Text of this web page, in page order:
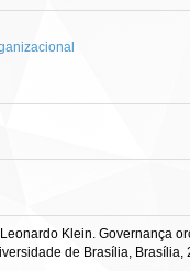
Klein. Governança
de Brasília, Brasília,